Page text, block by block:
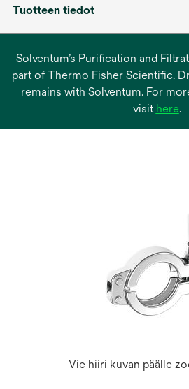
Tuotteen tiedot
Solventum’s Purification and
part of Thermo Fisher Scientific.
remains with Solventum. For
visit here.
Vie hiiri kuvan päälle